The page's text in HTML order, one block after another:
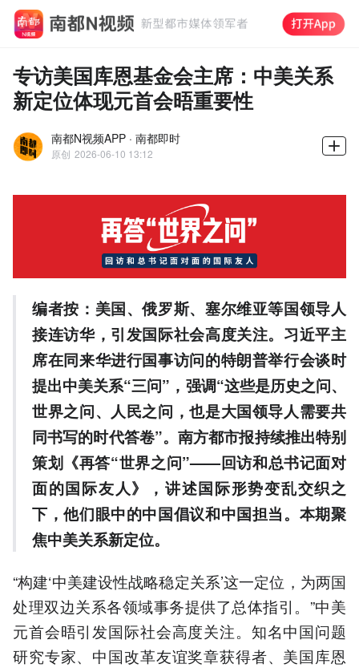
专访美国库恩基金会主席：中美关系
新定位体现元首会晤重要性
南都N视频APP · 南都即时
原创 2026-06-10 13:12
编者按：美国、俄罗斯、塞尔维亚等国领导人
接连访华，引发国际社会高度关注。习近平主
席在同来华进行国事访问的特朗普举行会谈时
提出中美关系“三问”，强调“这些是历史之问、
世界之问、人民之问，也是大国领导人需要共
同书写的时代答卷”。南方都市报持续推出特别
策划《再答“世界之问”——回访和总书记面对
面的国际友人》，讲述国际形势变乱交织之
下，他们眼中的中国倡议和中国担当。 本期聚
焦中美关系新定位。
“构建‘中美建设性战略稳定关系’这一定位，为两国
处理双边关系各领域事务提供了总体指引。”中美
元首会晤引发国际社会高度关注。知名中国问题
研究专家、中国改革友谊奖章获得者、美国库恩